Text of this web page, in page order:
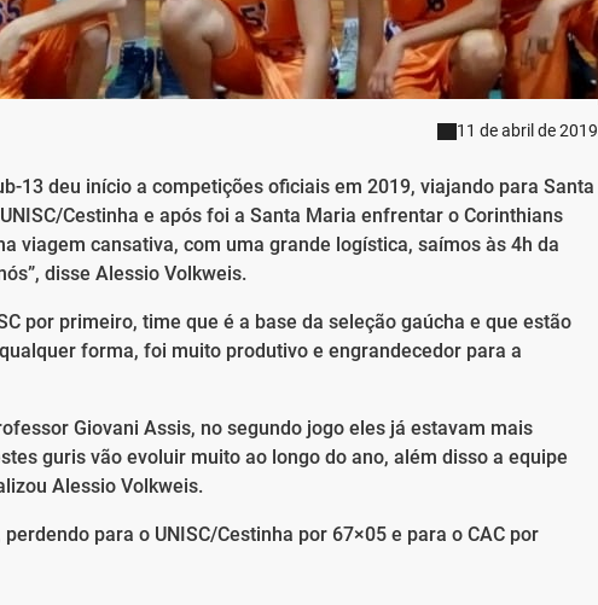
11 de abril de 2019
13 deu início a competições oficiais em 2019, viajando para Santa
Cestinha e após foi a Santa Maria enfrentar o Corinthians
viagem cansativa, com uma grande logística, saímos às 4h da
disse Alessio Volkweis.
por primeiro, time que é a base da seleção gaúcha e que estão
forma, foi muito produtivo e engrandecedor para a
Giovani Assis, no segundo jogo eles já estavam mais
guris vão evoluir muito ao longo do ano, além disso a equipe
Alessio Volkweis.
para o UNISC/Cestinha por 67×05 e para o CAC por